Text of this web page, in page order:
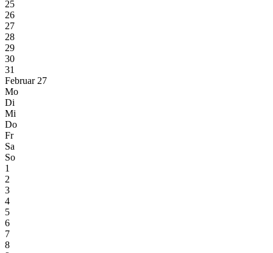
25
26
27
28
29
30
31
Februar 27
Mo
Di
Mi
Do
Fr
Sa
So
1
2
3
4
5
6
7
8